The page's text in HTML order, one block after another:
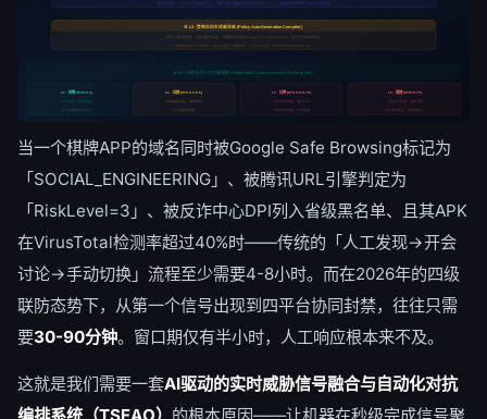
联合置信度 = Σ w_i × P_i(H|E) × λ_i · 输出：统一威胁评分 (UTS) ∈ [0.0, 1.0] · 每60秒增量更新 · 状态机历史追踪
⚙️ L3 · 策略自动生成编译器 (Policy Auto-Generation Compiler)
UTS→动作映射表 · 冲突消解仲裁器 · 多策略优先级排序(urgency×impact×cost) · 执行计划DAG依赖图
策略模板库(40+预定义) · 跨平台差异化策略派生 · 回滚安全校验 · 策略版本管理(git-based)
🎯 L4 · 四级自动化对抗编排器 (Automated Countermeasure Orchestrator)
L0 · 预警 (UTS<0.3)
日志记录 · 告警通知
探活频率提升至15s
L1 · 加固 (UTS 0.3-0.5)
CDN缓存预热 · 备用域名
TLS指纹预切换
L2 · 切换 (UTS 0.5-0.75)
DNS自动切换 · 域名轮换
APK签名替换 · CDN重建
L3 · 重建 (UTS>0.75)
全域名池更换 · 源站迁移
多注册商重建 · 全链路复位
当一个棋牌APP的域名同时被Google Safe Browsing标记为
「SOCIAL_ENGINEERING」、被腾讯URL引擎判定为
「RiskLevel=3」、被反诈中心DPI列入省级黑名单、且其APK
在VirusTotal检测率超过40%时——传统的「人工发现→开会
讨论→手动切换」流程至少需要4-8小时。而在2026年的四级
联防态势下，从第一个信号出现到四平台协同封禁，往往只需
要30-90分钟。窗口期仅有半小时，人工响应根本来不及。
这就是我们需要一套AI驱动的实时威胁信号融合与自动化对抗